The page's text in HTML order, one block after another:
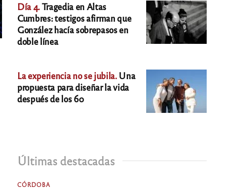
Día 4.Tragedia en Altas
Cumbres: testigos afirman que
González hacía sobrepasos en
doble línea
La experiencia no se jubila.Una
propuesta para diseñar la vida
después de los 60
Últimas destacadas
CÓRDOBA